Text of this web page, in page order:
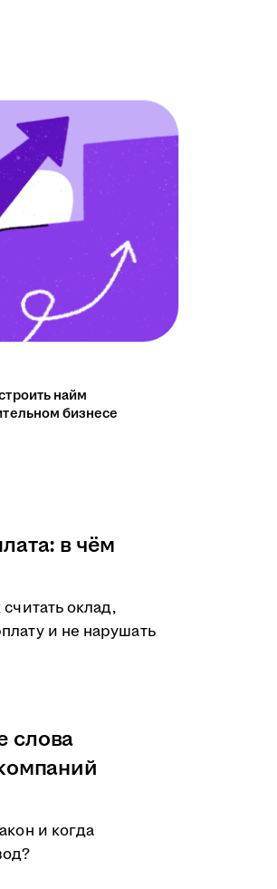
найм
бизнесе
в чём
оклад,
и не нарушать
слова
и когда